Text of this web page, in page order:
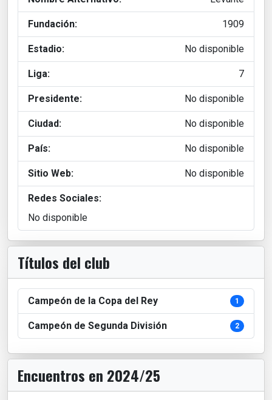
Fundación: 1909
Estadio: No disponible
Liga: 7
Presidente: No disponible
Ciudad: No disponible
País: No disponible
Sitio Web: No disponible
Redes Sociales:
No disponible
Títulos del club
Campeón de la Copa del Rey 1
Campeón de Segunda División 2
Encuentros en 2024/25